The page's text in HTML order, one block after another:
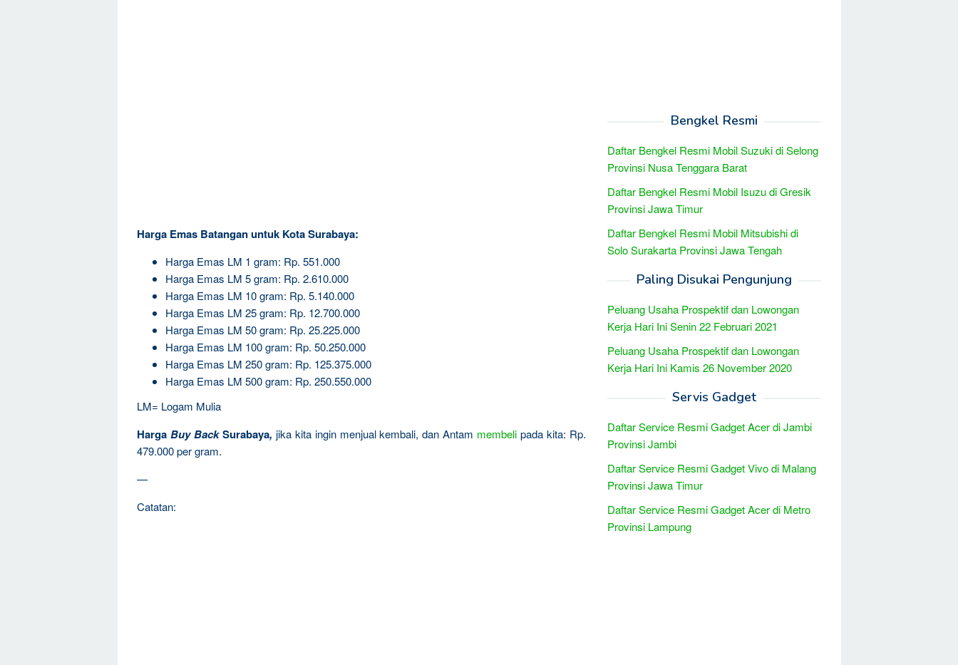
Harga Emas Batangan untuk Kota Surabaya:
Harga Emas LM 1 gram: Rp. 551.000
Harga Emas LM 5 gram: Rp. 2.610.000
Harga Emas LM 10 gram: Rp. 5.140.000
Harga Emas LM 25 gram: Rp. 12.700.000
Harga Emas LM 50 gram: Rp. 25.225.000
Harga Emas LM 100 gram: Rp. 50.250.000
Harga Emas LM 250 gram: Rp. 125.375.000
Harga Emas LM 500 gram: Rp. 250.550.000
LM= Logam Mulia
Harga Buy BackSurabaya, jika kita ingin menjual kembali, dan Antam membeli pada kita: Rp.
479.000 per gram.
—
Catatan:
Bengkel Resmi
Daftar Bengkel Resmi Mobil Suzuki di Selong
Provinsi Nusa Tenggara Barat
Daftar Bengkel Resmi Mobil Isuzu di Gresik
Provinsi Jawa Timur
Daftar Bengkel Resmi Mobil Mitsubishi di
Solo Surakarta Provinsi Jawa Tengah
Paling Disukai Pengunjung
Peluang Usaha Prospektif dan Lowongan
Kerja Hari Ini Senin 22 Februari 2021
Peluang Usaha Prospektif dan Lowongan
Kerja Hari Ini Kamis 26 November 2020
Servis Gadget
Daftar Service Resmi Gadget Acer di Jambi
Provinsi Jambi
Daftar Service Resmi Gadget Vivo di Malang
Provinsi Jawa Timur
Daftar Service Resmi Gadget Acer di Metro
Provinsi Lampung